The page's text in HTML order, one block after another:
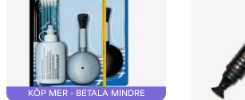
KÖP MER - BETALA MINDRE